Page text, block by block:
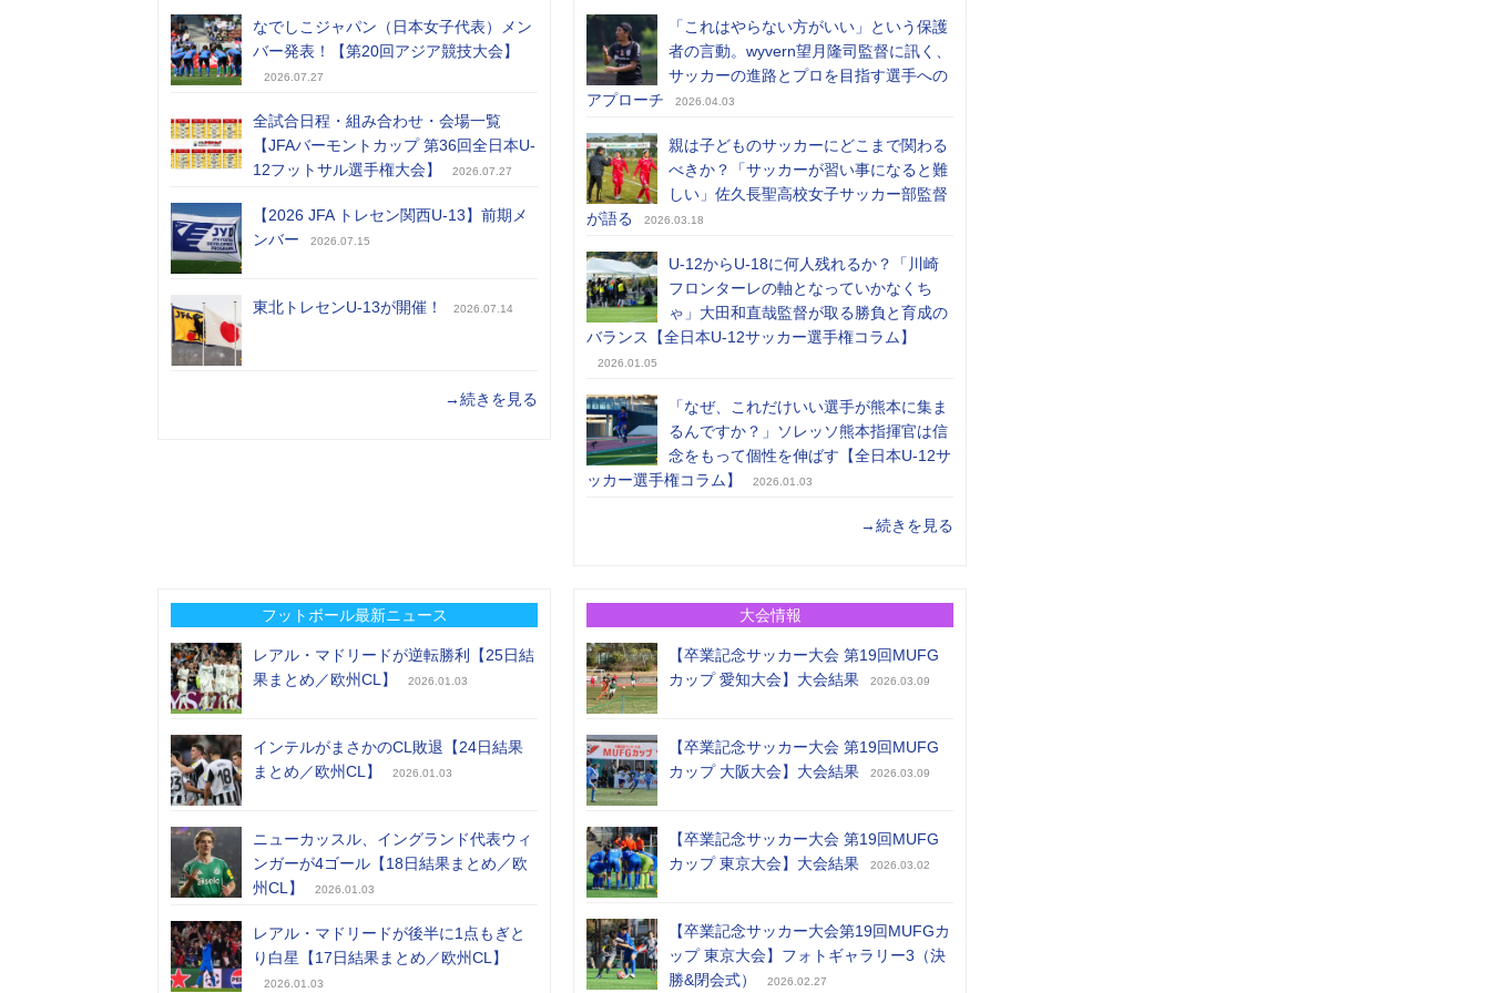
なでしこジャパン（日本女子代表）メン
バー発表！【第20回アジア競技大会】
2026.07.27
全試合日程・組み合わせ・会場一覧
【JFAバーモントカップ 第36回全日本U-
12フットサル選手権大会】
2026.07.27
【2026 JFA トレセン関西U-13】前期メ
ンバー
2026.07.15
東北トレセンU-13が開催！ 2026.07.14
→続きを見る
「これはやらない方がいい」という保護
者の言動。wyvern望月隆司監督に訊く、
サッカーの進路とプロを目指す選手への
アプローチ
2026.04.03
親は子どものサッカーにどこまで関わる
べきか？「サッカーが習い事になると難
しい」佐久長聖高校女子サッカー部監督
が語る
2026.03.18
U-12からU-18に何人残れるか？「川崎
フロンターレの軸となっていかなくち
ゃ」大田和直哉監督が取る勝負と育成の
バランス【全日本U-12サッカー選手権コラム】
2026.01.05
「なぜ、これだけいい選手が熊本に集ま
るんですか？」ソレッソ熊本指揮官は信
念をもって個性を伸ばす【全日本U-12サ
ッカー選手権コラム】
2026.01.03
→続きを見る
フットボール最新ニュース
レアル・マドリードが逆転勝利【25日結
果まとめ／欧州CL】
2026.01.03
インテルがまさかのCL敗退【24日結果
まとめ／欧州CL】
2026.01.03
ニューカッスル、イングランド代表ウィ
ンガーが4ゴール【18日結果まとめ／欧
州CL】
2026.01.03
レアル・マドリードが後半に1点もぎと
り白星【17日結果まとめ／欧州CL】
2026.01.03
大会情報
【卒業記念サッカー大会 第19回MUFG
カップ 愛知大会】大会結果
2026.03.09
【卒業記念サッカー大会 第19回MUFG
カップ 大阪大会】大会結果
2026.03.09
【卒業記念サッカー大会 第19回MUFG
カップ 東京大会】大会結果
2026.03.02
【卒業記念サッカー大会第19回MUFGカ
ップ 東京大会】フォトギャラリー3（決
勝&閉会式）
2026.02.27